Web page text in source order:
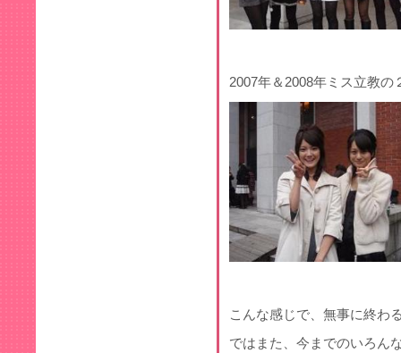
2007年＆2008年ミス立教の
こんな感じで、無事に終わ
ではまた、今までのいろん